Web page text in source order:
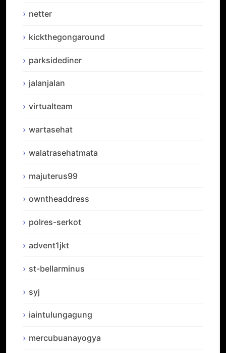
netter
kickthegongaround
parksidediner
jalanjalan
virtualteam
wartasehat
walatrasehatmata
majuterus99
owntheaddress
polres-serkot
advent1jkt
st-bellarminus
syj
iaintulungagung
mercubuanayogya